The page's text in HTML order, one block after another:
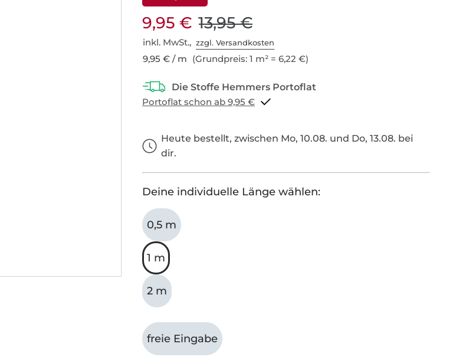
9,95 € 13,95 €
inkl. MwSt.,zzgl. Versandkosten
9,95 € / m (Grundpreis: 1 m² = 6,22 €)
Portoflat schon ab 9,95 €
Heute bestellt, zwischen Mo, 10.08. und Do, 13.08. bei
dir.
Deine individuelle Länge wählen:
0,5 m
1 m
2 m
freie Eingabe